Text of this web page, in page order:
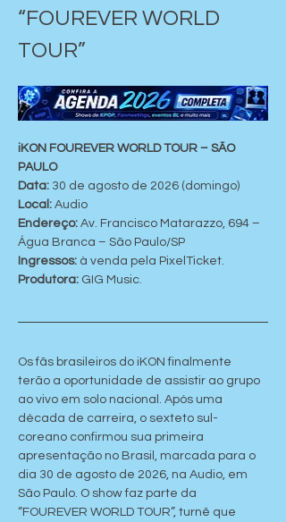
“FOUREVER WORLD
TOUR”
iKON FOUREVER WORLD TOUR – SÃO
PAULO
Data: 30 de agosto de 2026 (domingo)
Local: Audio
Endereço: Av. Francisco Matarazzo, 694 –
Água Branca – São Paulo/SP
Ingressos: à venda pela PixelTicket.
Produtora: GIG Music.
Os fãs brasileiros do iKON finalmente
terão a oportunidade de assistir ao grupo
ao vivo em solo nacional. Após uma
década de carreira, o sexteto sul-
coreano confirmou sua primeira
apresentação no Brasil, marcada para o
dia 30 de agosto de 2026, na Audio, em
São Paulo. O show faz parte da
“FOUREVER WORLD TOUR”, turnê que